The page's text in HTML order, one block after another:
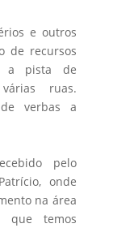
e outros
de recursos
a pista de
ruas.
verbas a
pelo
onde
na área
que temos